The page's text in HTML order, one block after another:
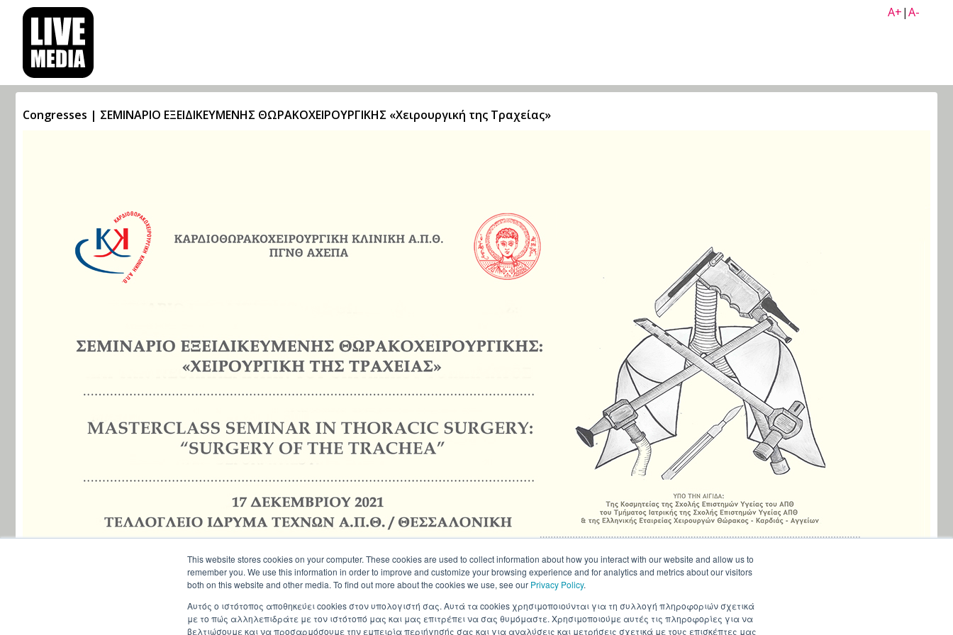
This website stores cookies on your computer. These cookies are used to collect information about how you interact with our website and allow us to
remember you. We use this information in order to improve and customize your browsing experience and for analytics and metrics about our visitors
both on this website and other media. To find out more about the cookies we use, see our Privacy Policy.
Αυτός ο ιστότοπος αποθηκεύει cookies στον υπολογιστή σας. Αυτά τα cookies χρησιμοποιούνται για τη συλλογή πληροφοριών σχετικά
με το πώς αλληλεπιδράτε με τον ιστότοπό μας και μας επιτρέπει να σας θυμόμαστε. Χρησιμοποιούμε αυτές τις πληροφορίες για να
βελτιώσουμε και να προσαρμόσουμε την εμπειρία περιήγησής σας και για αναλύσεις και μετρήσεις σχετικά με τους επισκέπτες μας
A+|A-
Congresses | ΣΕΜΙΝΑΡΙΟ ΕΞΕΙΔΙΚΕΥΜΕΝΗΣ ΘΩΡΑΚΟΧΕΙΡΟΥΡΓΙΚΗΣ «Χειρουργική της Τραχείας»